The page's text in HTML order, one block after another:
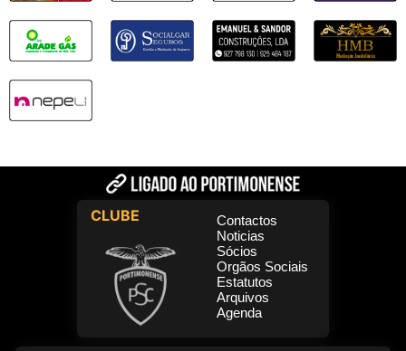
CLUBE
Contactos
Noticias
Sócios
Orgãos Sociais
Estatutos
Arquivos
Agenda